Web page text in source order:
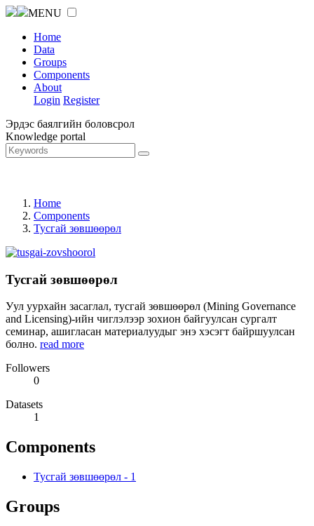
MENU
Home
Data
Groups
Components
About
Login Register
Эрдэс баялгийн боловсрол
Knowledge portal
Home
Components
Тусгай зөвшөөрөл
Тусгай зөвшөөрөл
Уул уурхайн засаглал, тусгай зөвшөөрөл (Mining Governance
and Licensing)-ийн чиглэлээр зохион байгуулсан сургалт
семинар, ашигласан материалуудыг энэ хэсэгт байршуулсан
болно. read more
Followers
0
Datasets
1
Components
Тусгай зөвшөөрөл - 1
Groups